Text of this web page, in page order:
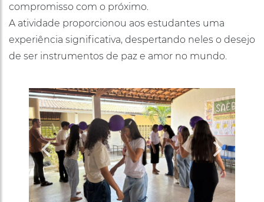
compromisso com o próximo.
A atividade proporcionou aos estudantes uma
experiência significativa, despertando neles o desejo
de ser instrumentos de paz e amor no mundo.